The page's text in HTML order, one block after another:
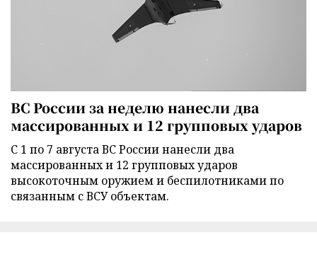
ВС России за неделю нанесли два
массированных и 12 групповых ударов
С 1 по 7 августа ВС России нанесли два
массированных и 12 групповых ударов
высокоточным оружием и беспилотниками по
связанным с ВСУ объектам.